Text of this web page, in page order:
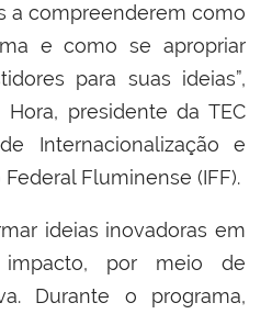
a compreenderem como
e como se apropriar
para suas ideias”,
presidente da TEC
Internacionalização e
Fluminense (IFF).
ideias inovadoras em
por meio de
Durante o programa,